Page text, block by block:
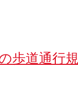
歩道通行